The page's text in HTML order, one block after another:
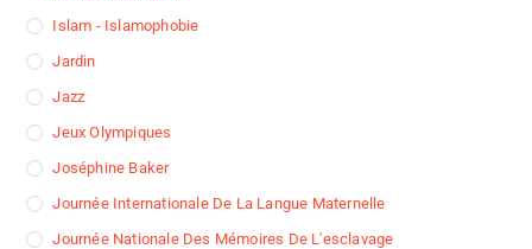
Islam - Islamophobie
Jardin
Jazz
Jeux Olympiques
Joséphine Baker
Journée Internationale De La Langue Maternelle
Journée Nationale Des Mémoires De L'esclavage